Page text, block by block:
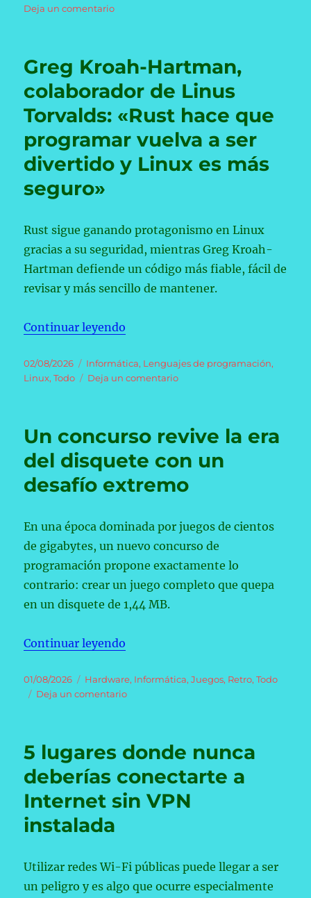
el
Deja un comentarioen
ataque
fuerza
bruta
por
ya
cambiar
letra
por
un
Greg Kroah-Hartman,
colaborador de Linus
Torvalds: «Rust hace que
programar vuelva a ser
divertido y Linux es más
seguro»
Rust sigue ganando protagonismo en Linux
gracias a su seguridad, mientras Greg Kroah-
Hartman defiende un código más fiable, fácil de
revisar y más sencillo de mantener.
Continuar leyendo
Publicado
el
02/08/2026 Categorías
Informática, Lenguajes de programación,
Linux,Todo Deja un comentarioen
colaborador
Linus
Torvalds:
«Rust
que
vuelva
a
ser
Un concurso revive la era
del disquete con un
desafío extremo
En una época dominada por juegos de cientos
de gigabytes, un nuevo concurso de
programación propone exactamente lo
contrario: crear un juego completo que quepa
en un disquete de 1,44 MB.
Continuar leyendo
Publicado
el
01/08/2026 Categorías
Hardware, Informática,Juegos, Retro,Todo
Deja un comentarioen
la
del
disquete
con
5 lugares donde nunca
deberías conectarte a
Internet sin VPN
instalada
Utilizar redes Wi-Fi públicas puede llegar a ser
un peligro y es algo que ocurre especialmente